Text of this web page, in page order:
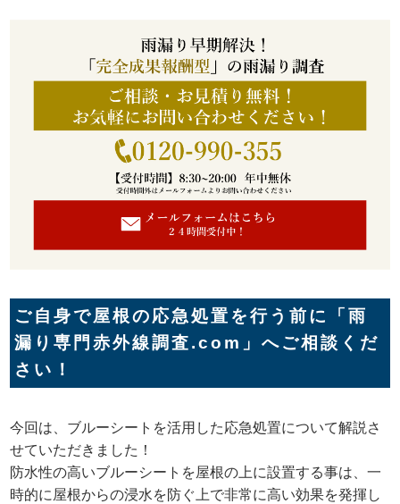
ご自身で屋根の応急処置を行う前に「雨
漏り専門赤外線調査.com」へご相談くだ
さい！
今回は、ブルーシートを活用した応急処置について解説さ
せていただきました！
防水性の高いブルーシートを屋根の上に設置する事は、一
時的に屋根からの浸水を防ぐ上で非常に高い効果を発揮し